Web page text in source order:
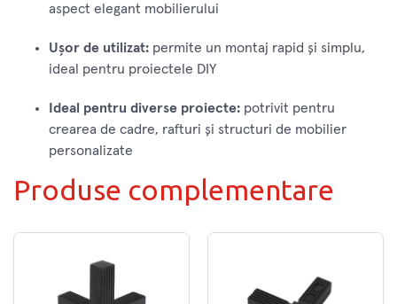
aspect elegant mobilierului
Ușor de utilizat: permite un montaj rapid și simplu,
ideal pentru proiectele DIY
Ideal pentru diverse proiecte: potrivit pentru
crearea de cadre, rafturi și structuri de mobilier
personalizate
Produse complementare